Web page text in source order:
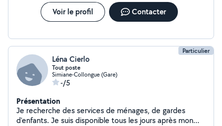
Voir le profil Contacter
Particulier
Léna Cierlo
Tout poste
Simiane-Collongue (Gare)
-/5
Présentation
Je recherche des services de ménages, de gardes
d'enfants. Je suis disponible tous les jours après mon